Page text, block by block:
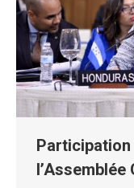
Participation
l’Assemblée